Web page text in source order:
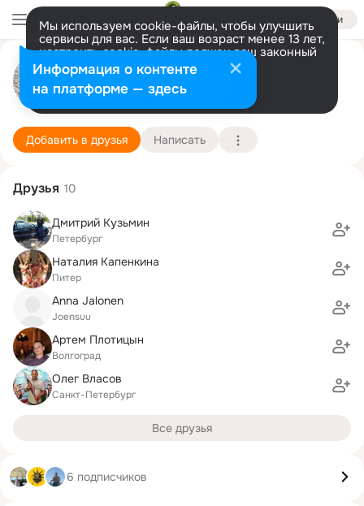
Войти
Мы используем cookie-файлы, чтобы улучшить
сервисы для вас. Если ваш возраст менее 13 лет,
настроить cookie-файлы должен ваш законный
представитель. Больше информации
Разрешить все Настроить
Елена Tsymbal
спб 9 марта (54 года)
Подробнее
Добавить в друзья Написать
Друзья 10
Дмитрий Кузьмин
Петербург
Наталия Капенкина
Питер
Anna Jalonen
Joensuu
Артем Плотицын
Волгоград
Олег Власов
Санкт-Петербург
Все друзья
6 подписчиков
Информация о контенте
на платформе — здесь